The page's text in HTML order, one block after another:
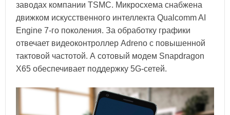
заводах компании TSMC. Микросхема снабжена
движком искусственного интеллекта Qualcomm AI
Engine 7-го поколения. За обработку графики
отвечает видеоконтроллер Adreno с повышенной
тактовой частотой. А сотовый модем Snapdragon
X65 обеспечивает поддержку 5G-сетей.